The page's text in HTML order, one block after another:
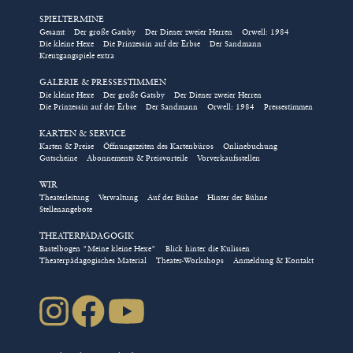
Eintrittskarten für Gruppen
und Schulklassen, Tickets für
Rollstuhlplätze, die Kombi-
Karte für das Kindertheater
und das Nimm-2-Abo für die
Abendstücke im Kreuzgang
können ausschließlich über
das Kulturbüro direkt
gebucht werden!
/// Bestellung direkt über das Kulturbüro
Natürlich können Sie auch über
karten(at)kreuzgangspiele.deoder die Telefonnummer
Das Kartenbüro wählt für Sie die besten freien Plätze in
der gewählten Kategorie und sendet Ihnen die
SPIELTERMINE
Gesamt Der große Gatsby Der Diener zweier Herren
Orwell: 1984
Die kleine Hexe
Die Prinzessin auf der Erbse
Der Sandmann
Kreuzgangspiele extra
GALERIE & PRESSESTIMMEN
Die kleine Hexe Der große Gatsby
Der Diener zweier Herren
Die Prinzessin auf der Erbse
Der Sandmann Orwell: 1984 Pressestimmen
KARTEN & SERVICE
Karten & Preise Öffnungszeiten des Kartenbüros
Onlinebuchung
Gutscheine
Abonnements & Preisvorteile Vorverkaufsstellen
WIR
Theaterleitung Verwaltung Auf der Bühne
Hinter der Bühne
Stellenangebote
THEATERPÄDAGOGIK
Bastelbogen "Meine kleine Hexe"
Blick hinter die Kulissen
Theaterpädagogisches Material
Theater-Workshops Anmeldung & Kontakt